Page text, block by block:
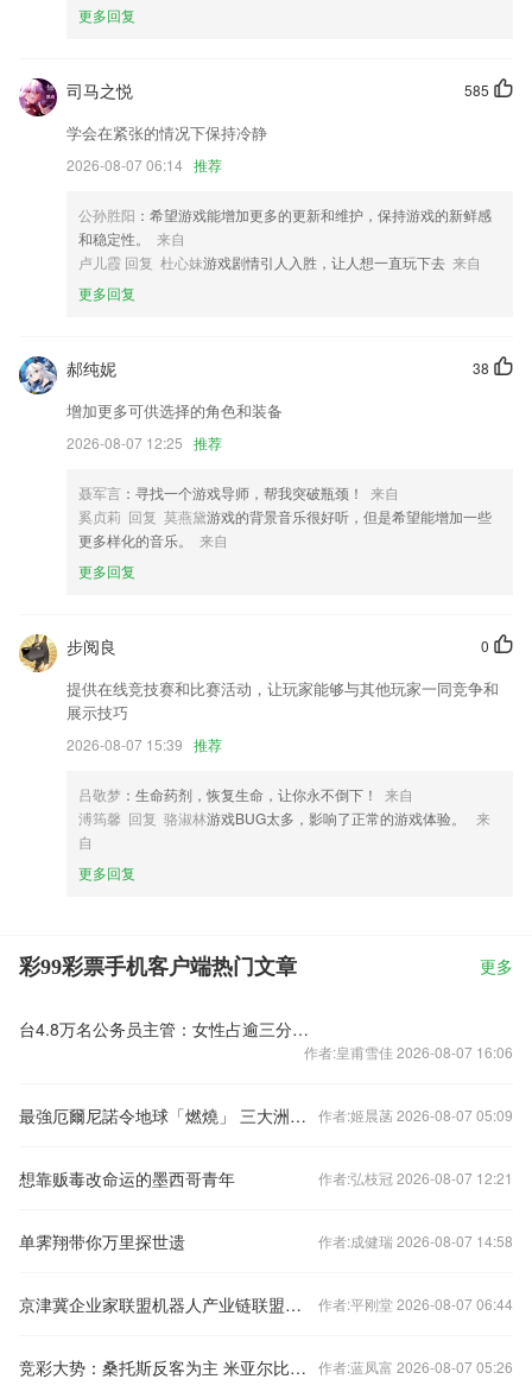
房源敏感操作需进行滑块验证,加强安全性
界面样式优化；
优化微聊体验
经纪人可通过IM 给客户推送房源卡片
以上就是彩99彩票手机客户端的介绍，如果您喜欢这款软件，您可以到
应用商店进行打分评论，说出您的使用经历，以帮助我们更好的对产品进
更多回复
585
司马之悦
学会在紧张的情况下保持冷静
2026-08-07 06:14 推荐
公孙胜阳 ：希望游戏能增加更多的更新和维护，保持游戏的新鲜感
和稳定性。
来自
卢儿霞 回复 杜心妹游戏剧情引人入胜，让人想一直玩下去 来自
更多回复
38
郝纯妮
增加更多可供选择的角色和装备
2026-08-07 12:25 推荐
聂军言 ：寻找一个游戏导师，帮我突破瓶颈！
来自
奚贞莉 回复 莫燕黛游戏的背景音乐很好听，但是希望能增加一些
更多样化的音乐。
来自
更多回复
0
步阅良
提供在线竞技赛和比赛活动，让玩家能够与其他玩家一同竞争和
展示技巧
2026-08-07 15:39 推荐
吕敬梦 ：生命药剂，恢复生命，让你永不倒下！
来自
溥筠馨 回复 骆淑林游戏BUG太多，影响了正常的游戏体验。
来
自
更多回复
彩99彩票手机客户端热门文章 更多
台4.8万名公务员主管：女性占逾三分之一
作者:皇甫雪佳 2026-08-07 16:06
最強厄爾尼諾令地球「燃燒」 三大洲遭熱浪重創 聯合國發出嚴厲警告 作者:姬晨菡 2026-08-07 05:09
想靠贩毒改命运的墨西哥青年 作者:弘枝冠 2026-08-07 12:21
单霁翔带你万里探世遗 作者:成健瑞 2026-08-07 14:58
京津冀企业家联盟机器人产业链联盟成立 作者:平刚堂 2026-08-07 06:44
竞彩大势：桑托斯反客为主 米亚尔比主场难胜 作者:蓝凤富 2026-08-07 05:26